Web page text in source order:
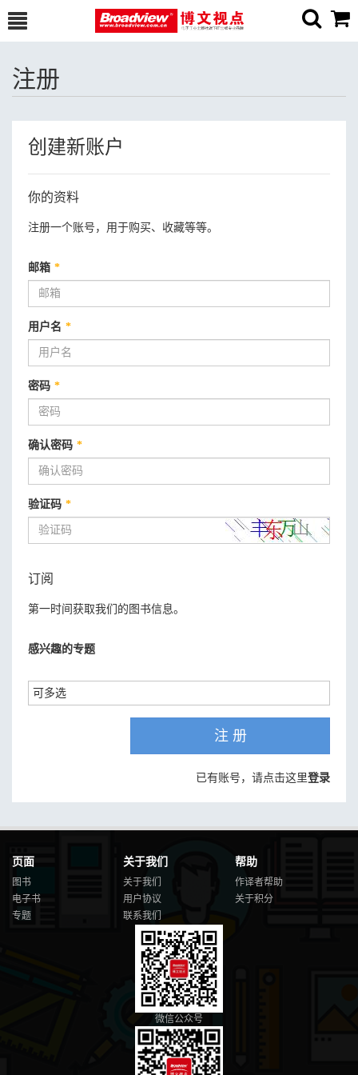
注册
创建新账户
你的资料
注册一个账号，用于购买、收藏等等。
邮箱 *
用户名 *
密码 *
确认密码 *
验证码 *
订阅
第一时间获取我们的图书信息。
感兴趣的专题
注 册
已有账号，请点击这里登录
页面
图书
电子书
专题
关于我们
关于我们
用户协议
联系我们
帮助
作译者帮助
关于积分
微信公众号